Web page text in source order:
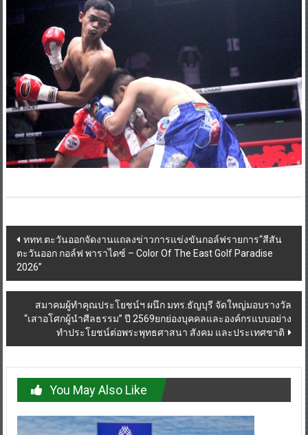
Post
navigation
ททท.ตะวันออกจัดงานแถลงข่าวการแข่งขันกอล์ฟรายการ“สีสัน
ตะวันออก กอล์ฟ พาราไดซ์ – Color Of The East Golf Paradise
2026”
สมาคมผู้ทำคุณประโยชน์ฯ ผนึก มทร.ธัญบุรี จัดใหญ่มอบรางวัล
“เสาอโศกผู้นำศีลธรรม” ปี 2569ยกย่องบุคคลและองค์กรแบบอย่าง
ทำประโยชน์ต่อพระพุทธศาสนา สังคม และประเทศชาติ
You May Also Like